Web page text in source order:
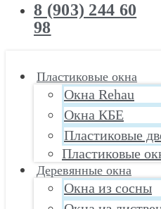
8 (903) 244 60
98
Пластиковые окна
Окна Rehau
Окна КБЕ
Пластиковые
Пластиковые
Деревянные окна
Окна из сосны